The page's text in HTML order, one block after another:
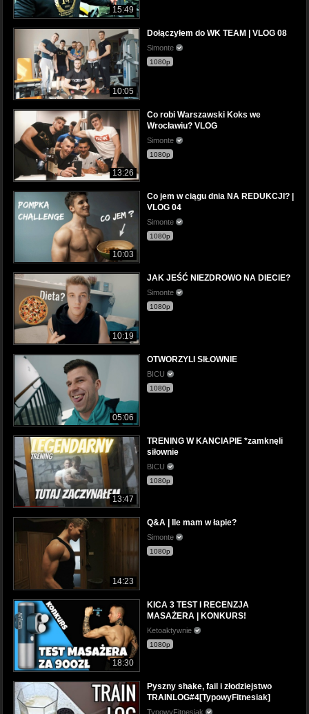
15:49
10:05
Dołączyłem do WK TEAM | VLOG 08
Simonte
1080p
13:26
Co robi Warszawski Koks we
Wrocławiu? VLOG
Simonte
1080p
10:03
Co jem w ciągu dnia NA REDUKCJI? |
VLOG 04
Simonte
1080p
10:19
JAK JEŚĆ NIEZDROWO NA DIECIE?
Simonte
1080p
05:06
OTWORZYLI SIŁOWNIE
BICU
1080p
13:47
TRENING W KANCIAPIE *zamknęli
siłownie
BICU
1080p
14:23
Q&A | Ile mam w łapie?
Simonte
1080p
18:30
KICA 3 TEST I RECENZJA
MASAŻERA | KONKURS!
Ketoaktywnie
1080p
Pyszny shake, fail i złodziejstwo
TRAINLOG#4[TypowyFitnesiak]
TypowyFitnesiak